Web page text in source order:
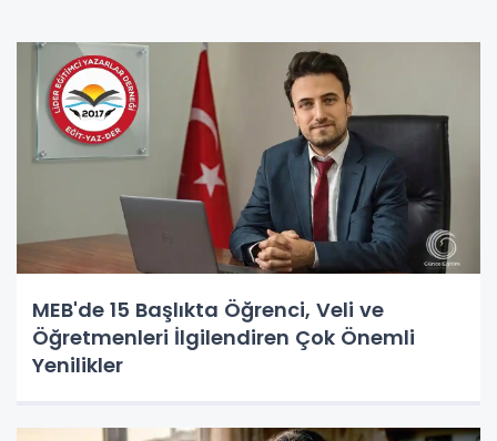
MEB'de 15 Başlıkta Öğrenci, Veli ve
Öğretmenleri İlgilendiren Çok Önemli
Yenilikler